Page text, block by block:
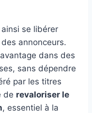
se libérer
annonceurs.
dans des
sans dépendre
par les titres
de revaloriser le
, essentiel à la